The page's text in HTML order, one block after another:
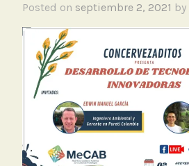
Posted on septiembre 2, 2021 by